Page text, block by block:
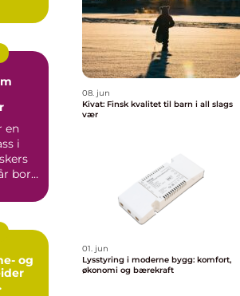
sa...
en
i
bort,
og
08. jun
Kivat: Finsk kvalitet til barn i all slags
vær
01. jun
Lysstyring i moderne bygg: komfort,
økonomi og bærekraft